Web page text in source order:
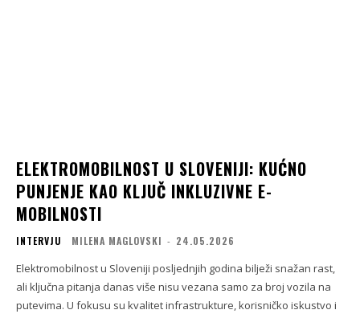
ELEKTROMOBILNOST U SLOVENIJI: KUĆNO
PUNJENJE KAO KLJUČ INKLUZIVNE E-
MOBILNOSTI
INTERVJU MILENA MAGLOVSKI - 24.05.2026
Elektromobilnost u Sloveniji posljednjih godina bilježi snažan rast,
ali ključna pitanja danas više nisu vezana samo za broj vozila na
putevima. U fokusu su kvalitet infrastrukture, korisničko iskustvo i